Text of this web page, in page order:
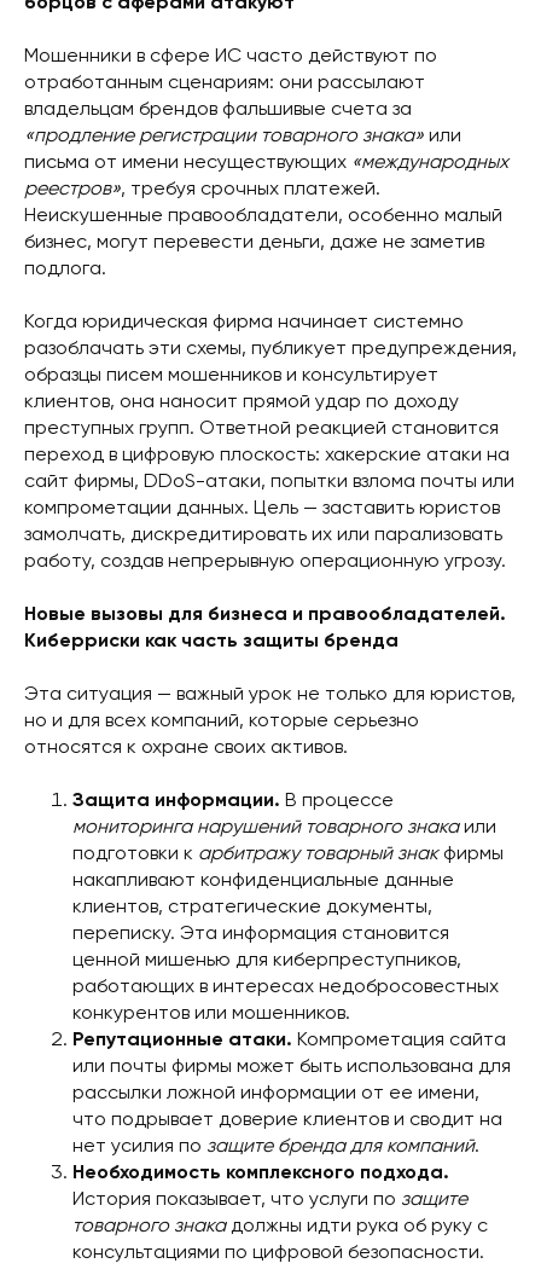
борцов с аферами атакуют
Мошенники в сфере ИС часто действуют по
отработанным сценариям: они рассылают
владельцам брендов фальшивые счета за
«продление регистрации товарного знака» или
письма от имени несуществующих «международных
реестров», требуя срочных платежей.
Неискушенные правообладатели, особенно малый
бизнес, могут перевести деньги, даже не заметив
подлога.
Когда юридическая фирма начинает системно
разоблачать эти схемы, публикует предупреждения,
образцы писем мошенников и консультирует
клиентов, она наносит прямой удар по доходу
преступных групп. Ответной реакцией становится
переход в цифровую плоскость: хакерские атаки на
сайт фирмы, DDoS-атаки, попытки взлома почты или
компрометации данных. Цель — заставить юристов
замолчать, дискредитировать их или парализовать
работу, создав непрерывную операционную угрозу.
Новые вызовы для бизнеса и правообладателей.
Киберриски как часть защиты бренда
Эта ситуация — важный урок не только для юристов,
но и для всех компаний, которые серьезно
относятся к охране своих активов.
Защита информации. В процессе
мониторинга нарушений товарного знакаили
подготовки к арбитражу товарный знакфирмы
накапливают конфиденциальные данные
клиентов, стратегические документы,
переписку. Эта информация становится
ценной мишенью для киберпреступников,
работающих в интересах недобросовестных
конкурентов или мошенников.
Репутационные атаки. Компрометация сайта
или почты фирмы может быть использована для
рассылки ложной информации от ее имени,
что подрывает доверие клиентов и сводит на
нет усилия по защите бренда для компаний.
Необходимость комплексного подхода.
История показывает, что услуги по защите
товарного знакадолжны идти рука об руку с
консультациями по цифровой безопасности.